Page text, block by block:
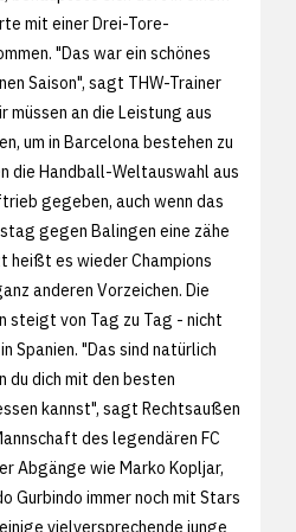
mit einer Drei-Tore-
"Das war ein schönes
Saison", sagt THW-Trainer
müssen an die Leistung aus
um in Barcelona bestehen zu
die Handball-Weltauswahl aus
gegeben, auch wenn das
gegen Balingen eine zähe
heißt es wieder Champions
anderen Vorzeichen. Die
steigt von Tag zu Tag - nicht
Spanien. "Das sind natürlich
du dich mit den besten
kannst", sagt Rechtsaußen
des legendären FC
Abgänge wie Marko Kopljar,
Gurbindo immer noch mit Stars
vielversprechende junge